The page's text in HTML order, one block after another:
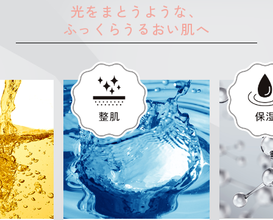
光をまとうような、
ふっくらうるおい肌へ